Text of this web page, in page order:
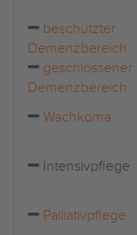
beschützter
Demenzbereich
geschlossener
Demenzbereich
Wachkoma
Intensivpflege
Palliativpflege